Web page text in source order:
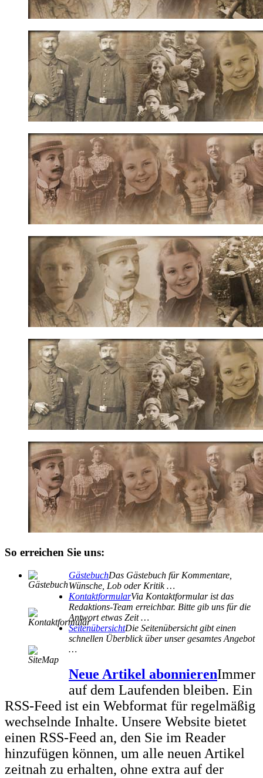
So erreichen Sie uns:
GästebuchDas Gästebuch für Kommentare,
Wünsche, Lob oder Kritik …
KontaktformularVia Kontaktformular ist das
Redaktions-Team erreichbar. Bitte gib uns für die
Antwort etwas Zeit …
SeitenübersichtDie Seitenübersicht gibt einen
schnellen Überblick über unser gesamtes Angebot
…
Neue Artikel abonnierenImmer
auf dem Laufenden bleiben. Ein
RSS-Feed ist ein Webformat für regelmäßig
wechselnde Inhalte. Unsere Website bietet
einen RSS-Feed an, den Sie im Reader
hinzufügen können, um alle neuen Artikel
zeitnah zu erhalten, ohne extra auf der